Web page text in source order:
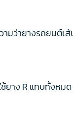
มว่ายางรถยนต์เ
ยาง R แทบทั้งหมด